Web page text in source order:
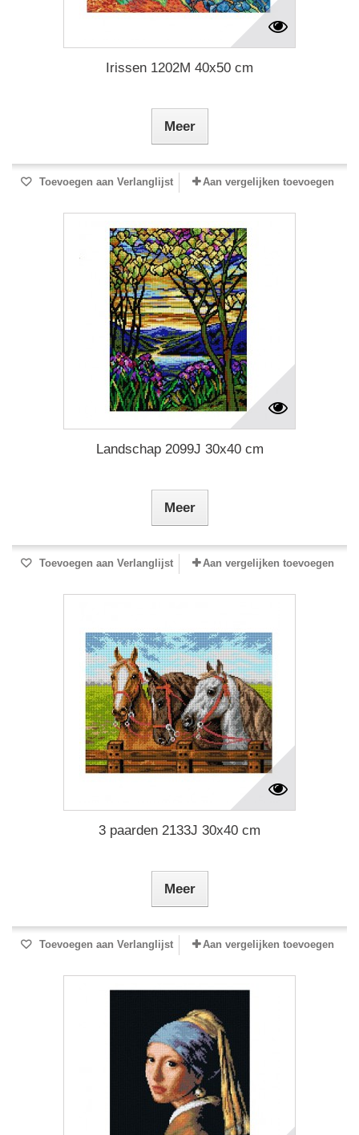
Irissen 1202M 40x50 cm
Meer
Toevoegen aan Verlanglijst Aan vergelijken toevoegen
Landschap 2099J 30x40 cm
Meer
Toevoegen aan Verlanglijst Aan vergelijken toevoegen
3 paarden 2133J 30x40 cm
Meer
Toevoegen aan Verlanglijst Aan vergelijken toevoegen